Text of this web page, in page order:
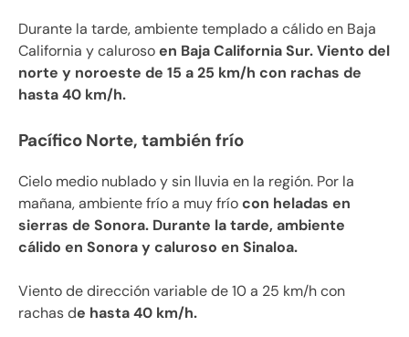
Durante la tarde, ambiente templado a cálido en Baja
California y calurosoen Baja California Sur. Viento del
norte y noroeste de 15 a 25 km/h con rachas de
hasta 40 km/h.
Pacífico Norte, también frío
Cielo medio nublado y sin lluvia en la región. Por la
mañana, ambiente frío a muy fríocon heladas en
sierras de Sonora. Durante la tarde, ambiente
cálido en Sonora y caluroso en Sinaloa.
Viento de dirección variable de 10 a 25 km/h con
rachas de hasta 40 km/h.